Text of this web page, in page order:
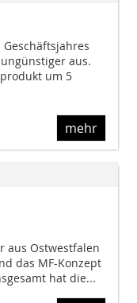
aus.
um 5
mehr
aus Ostwestfalen
das MF-Konzept
hat die...